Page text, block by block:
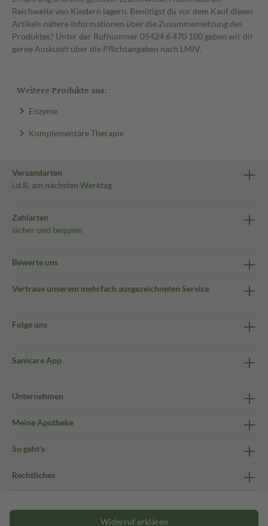
Reichweite von Kindern lagern. Benötigst du vor dem Kauf dieses
Artikels nähere Informationen über die Zusammensetzung des
Produktes? Unter der Rufnummer 05424 6 470 100 geben wir dir
gerne Auskunft über die Pflichtangaben nach LMIV.
Weitere Produkte aus:
Enzyme
Komplementäre Therapie
Versandarten
i.d.R. am nächsten Werktag
Zahlarten
sicher und bequem
Bewerte uns
Vertraue unserem mehrfach ausgezeichneten Service
Folge uns
Sanicare App
Unternehmen
Meine Apotheke
So geht's
Rechtliches
Widerruf erklären